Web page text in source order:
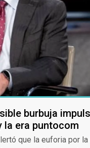
burbuja
la era puntocom
que la euforia por